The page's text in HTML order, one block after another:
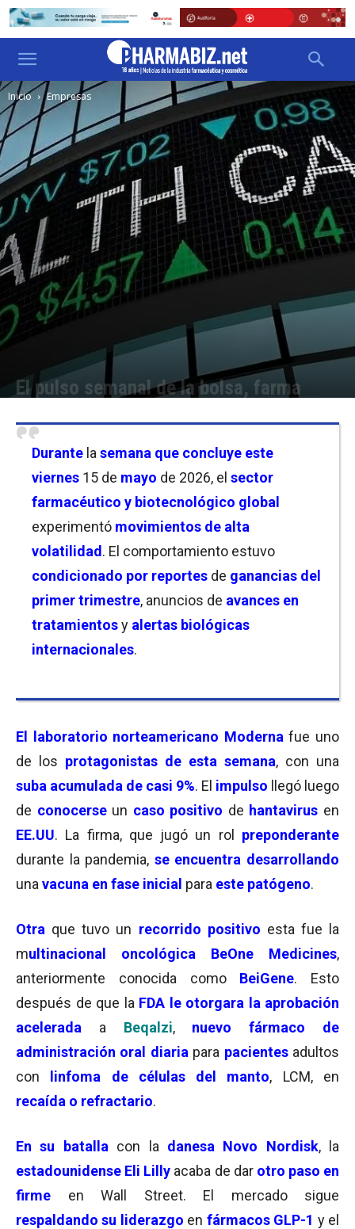
Inicio Empresas
El pulso semanal de la bolsa, farma
Durante la semana que concluye este
viernes 15 de mayo de 2026, el sector
farmacéutico y biotecnológico global
experimentó movimientos de alta
volatilidad . El comportamiento estuvo
condicionado por reportes de ganancias del
primer trimestre, anuncios de avances en
tratamientosy alertas biológicas
internacionales.
El laboratorio norteamericano Moderna fue uno
de los protagonistas de esta semana, con una
suba acumulada de casi 9%. El impulso llegó luego
de conocerse un caso positivo de hantavirus en
EE.UU. La firma, que jugó un rol preponderante
durante la pandemia, se encuentra desarrollando
una vacuna en fase inicial para este patógeno.
Otra que tuvo un recorrido positivo esta fue la
multinacional oncológica BeOne Medicines,
anteriormente conocida comoBeiGene. Esto
después de que la FDA le otorgara la aprobación
acelerada
a Beqalzi, nuevo fármaco de
administración oral diaria para pacientes adultos
con
infoma de células del manto, LCM, en
recaída o refractario.
En su batalla con la danesa Novo Nordisk, la
estadounidense Eli Lilly acaba de dar otro paso en
firme
en Wall Street. El mercado sigue
respaldando su liderazgo en fármacos GLP-1 y el